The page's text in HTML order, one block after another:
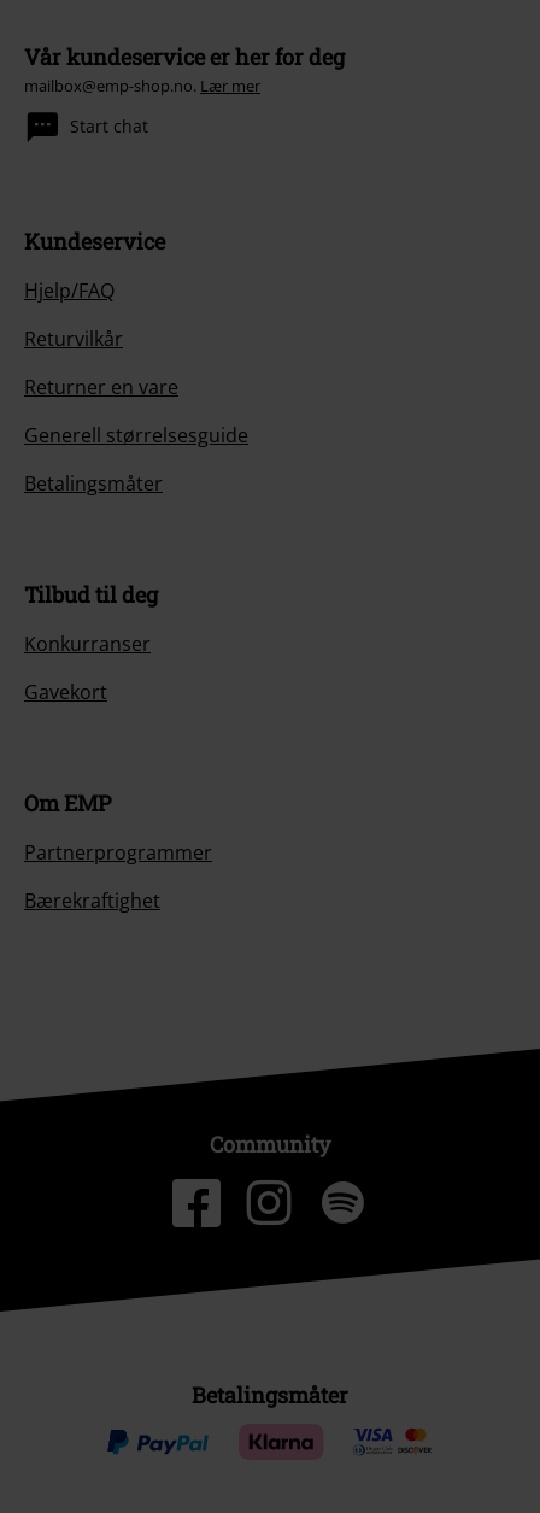
Vår kundeservice er her for deg
mailbox@emp-shop.no. Lær mer
Start chat
Kundeservice
Hjelp/FAQ
Returvilkår
Returner en vare
Generell størrelsesguide
Betalingsmåter
Tilbud til deg
Konkurranser
Gavekort
Om EMP
Partnerprogrammer
Bærekraftighet
Community
Betalingsmåter